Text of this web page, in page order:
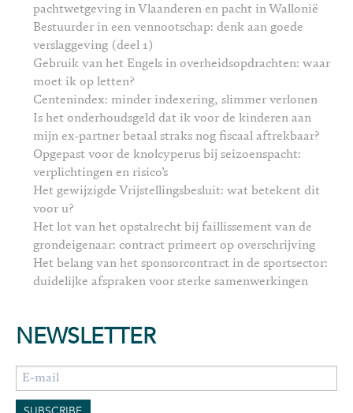
pachtwetgeving in Vlaanderen en pacht in Wallonië
Bestuurder in een vennootschap: denk aan goede
verslaggeving (deel 1)
Gebruik van het Engels in overheidsopdrachten: waar
moet ik op letten?
Centenindex: minder indexering, slimmer verlonen
Is het onderhoudsgeld dat ik voor de kinderen aan
mijn ex-partner betaal straks nog fiscaal aftrekbaar?
Opgepast voor de knolcyperus bij seizoenspacht:
verplichtingen en risico’s
Het gewijzigde Vrijstellingsbesluit: wat betekent dit
voor u?
Het lot van het opstalrecht bij faillissement van de
grondeigenaar: contract primeert op overschrijving
Het belang van het sponsorcontract in de sportsector:
duidelijke afspraken voor sterke samenwerkingen
NEWSLETTER